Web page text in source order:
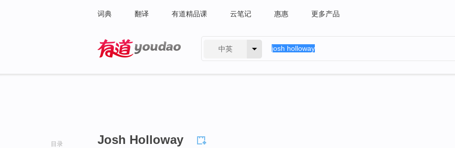
词典 翻译 有道精品课 云笔记 惠惠 更多产品
中英
目录 Josh Holloway